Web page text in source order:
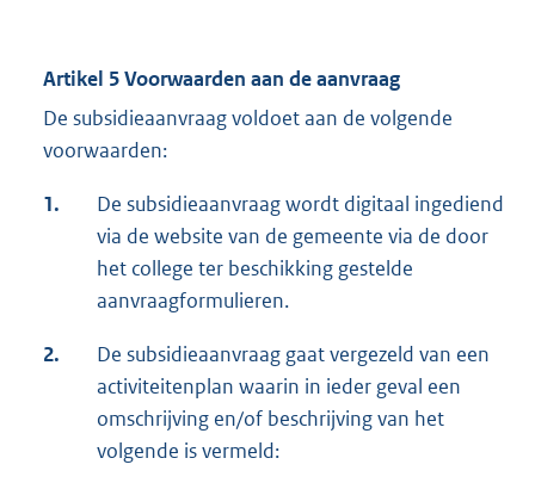
Artikel 5 Voorwaarden aan de aanvraag
De subsidieaanvraag voldoet aan de volgende
voorwaarden:
1.
De subsidieaanvraag wordt digitaal ingediend
via de website van de gemeente via de door
het college ter beschikking gestelde
aanvraagformulieren.
2.
De subsidieaanvraag gaat vergezeld van een
activiteitenplan waarin in ieder geval een
omschrijving en/of beschrijving van het
volgende is vermeld: